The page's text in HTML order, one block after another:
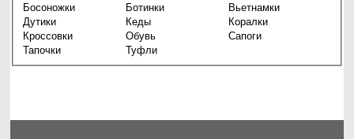
Босоножки Ботинки
Вьетнамки
Дутики
Кеды
Коралки
Кроссовки
Обувь
Сапоги
Тапочки
Туфли